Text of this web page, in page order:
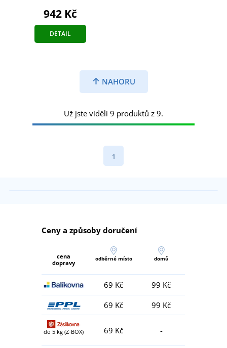
942 Kč
DETAIL
NAHORU
Už jste viděli 9 produktů z 9.
1
Ceny a způsoby doručení
cena
dopravy
odběrné místo domů
69 Kč
99 Kč
69 Kč
99 Kč
do 5 kg (Z-BOX) 69 Kč -